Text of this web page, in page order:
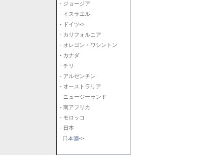
- ジョージア
- イスラエル
- ドイツ->
- カリフォルニア
- オレゴン・ワシントン
- カナダ
- チリ
- アルゼンチン
- オーストラリア
- ニュージーランド
- 南アフリカ
- モロッコ
- 日本
日本酒->